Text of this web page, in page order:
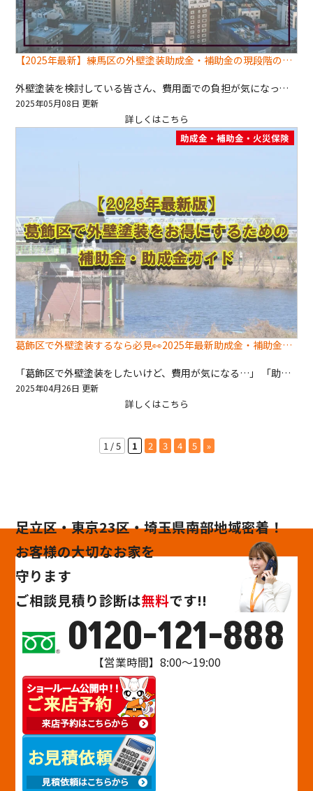
【2025年最新】練馬区の外壁塗装助成金・補助金の現段階の全情報はこちら𓈒⁺🕊️⸝⸝
外壁塗装を検討している皆さん、費用面での負担が気になっていませんか？ 練馬区では助成金・補助金制度があり、これを活用すればリフォーム費用を抑えることが可能です。 助成金の種類や申請方法、活用時の注意点などをわかりやすく紹介するので、ぜひ最後までご覧くださいね🎶 特に、練馬区で外壁塗装を検討中の方や助成金を活用したい方に役立つ内容となっております💪 練馬区の外壁塗装に関する助成金・補助金制度 2025年の練馬区外壁塗装助成金・補助金制度は、まだ正式に発表されていません。 ですが現在、練馬区では、住宅のリフォームや改修に対するさまざまな助成金・補助金制度があります。 1. 耐震改修助成金 耐震性を向上させるための工事に対して補助金が支給されます。外壁の補強や塗装を伴う工事も対象になる場合があるので、該当するかチェックしましょう。 2. ブロック塀等撤去助成金 老朽化したブロック塀の撤去・改修に対する補助金です。外壁塗装と併せて行うことで、安全性を確保しつつ美観を向上させることができます。 これらの助成金を活用すれば、外壁塗装のコストを抑えつつ、より快適な住環境を実現できます。 助成金・補助金の申請方法 助成金や補助金を受け取るためには、以下のステップで申請を行う必要があります。 情報収集 練馬区の公式ホームページや「練馬区住宅施策ガイド」を確認し、最新情報をチェック。 条件確認 各助成金の適用条件を確認し、工事内容が対象になるかをチェック。 申請書類の準備 必要な書類（申請書、工事計画書、見積書など）を準備。 申請手続き 所定の窓口に書類を提出し、申請。 審査・承認 申請内容が審査され、承認されると助成金が交付。 申請には時間がかかる場合があるので、余裕をもって準備しましょう。 助成金活用の際の注意点 助成金や補助金を活用する際には、以下のポイントに注意が必要です。 適用条件を確認 すべての外壁塗装工事が対象になるわけではないので、事前に確認が必要。 申請タイミングに注意 工事着手前に申請が必要な場合が多いので、早めに手続きを行うこと。 予算枠を意識する 助成金には予算枠があり、受付が終了することもあるので早めの申請を推奨。 専門家に相談する 助成金の申請手続きや条件確認は複雑な場合があるため、専門家や施工業者に相談するとスムーズ。 まとめ 練馬区で外壁塗装を検討されている方は、助成金や補助金制度を活用することで、費用を抑えつつリフォームを進めることができます。 最新情報がございましたらまた速報でお伝えいたします꙳⸌🐈⸍꙳ 助成金申請時のお手伝いも行っておりますので、お気軽にご相談ください！
2025年05月08日 更新
詳しくはこちら
葛飾区で外壁塗装するなら必見👀2025年最新助成金・補助金情報💴
「葛飾区で外壁塗装をしたいけど、費用が気になる…」 「助成金や補助金って、どうすればもらえるの？」 そんな疑問をお持ちの葛飾区民の皆様、必見です🌼 今回は、葛飾区の外壁塗装に関する助成金・補助金制度について、最新情報をわかりやすく解説します🌍 この記事を読めば、葛飾区の助成金・補助金制度を最大限に活用し、お得に外壁塗装ができること間違いなし👍🏻⸒⸒👍🏻⸒⸒ ぜひ最後までご覧ください！ 葛飾区の外壁塗装助成金・補助金制度とは？ 葛飾区では、住宅の耐震性向上や省エネ化を促進するため、外壁塗装工事に対する助成金・補助金制度を設けています。 この制度を利用することで、外壁塗装の費用を一部負担してもらうことができます。 助成金・補助金の対象となる条件 葛飾区の外壁塗装助成金・補助金制度の対象となる条件は、以下の通りです。 葛飾区内に住宅を所有していること 耐震性や省エネ性に関する一定の基準を満たしていること 過去に同様の助成金・補助金を受けていないこと 建築基準法に適合する工事であること 助成金・補助金の申請方法※深井塗装がお手伝いいたします！ 助成金・補助金の申請方法は、以下の通りです。 事前相談：葛飾区の窓口や専門業者に相談 申請書類の提出：必要書類を揃えて提出 審査：葛飾区による審査 交付決定：助成金・補助金の交付決定 工事：外壁塗装工事の実施 実績報告：工事完了後、実績報告書を提出 交付：助成金・補助金の交付 助成金・補助金の注意点 助成金・補助金を受けるには、いくつかの注意点があります。 申請期間内に申請すること 必要な書類を揃えること 工事前に申請すること 助成金・補助金の対象となる工事内容を確認すること 外壁塗装業者選びのポイント 外壁塗装を成功させるためには、信頼できる業者選びが重要です。 以下のポイントを参考に、業者を選びましょう。 資格や許可を持っていること 実績や評判が良いこと 見積もりや説明が丁寧であること 保証制度があること 【まとめ】 葛飾区の外壁塗装助成金・補助金制度は、外壁塗装の費用を抑えることができるお得な制度です🖊️ 制度を理解し、上手に活用して、理想の外壁塗装を実現しましょう!! 深井塗装の助成金・補助金申請サポート 深井塗装では、葛飾区の外壁塗装助成金・補助金申請をサポートしています。 専門スタッフが、申請書類の作成や手続き代行など、お客様の負担を軽減いたします。 なにもわからなくても大丈夫です！深井塗装にお任せください🍜 お問い合わせはこちら
2025年04月26日 更新
詳しくはこちら
助成金・補助金・火災保険
1 / 5 1 2 3 4 5 »
足立区・東京23区・埼玉県南部地域密着！
お客様の大切なお家を
守ります
ご相談見積り診断は無料です!!
0120-121-888
【営業時間】8:00～19:00